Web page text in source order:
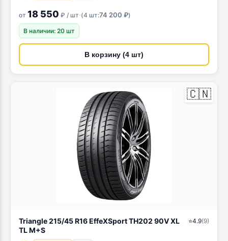
от 18 550 ₽ / шт·(4 шт:74 200 ₽)
В наличии: 20 шт
В корзину (4 шт)
🇨🇳
Triangle 215/45 R16 EffeXSport TH202 90V XL
TL M+S
⭐4.9(9)